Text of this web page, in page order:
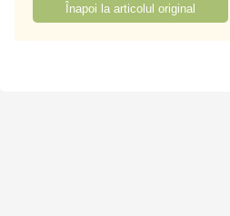
Înapoi la articolul original